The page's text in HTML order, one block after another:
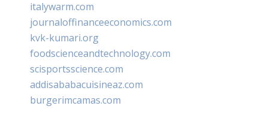
italywarm.com
journaloffinanceeconomics.com
kvk-kumari.org
foodscienceandtechnology.com
scisportsscience.com
addisababacuisineaz.com
burgerimcamas.com